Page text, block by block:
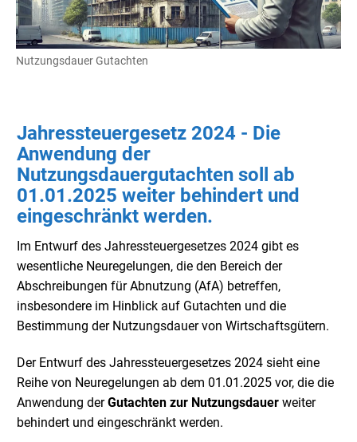
Nutzungsdauer Gutachten
Jahressteuergesetz 2024 - Die
Anwendung der
Nutzungsdauergutachten soll ab
01.01.2025 weiter behindert und
eingeschränkt werden.
Im Entwurf des Jahressteuergesetzes 2024 gibt es
wesentliche Neuregelungen, die den Bereich der
Abschreibungen für Abnutzung (AfA) betreffen,
insbesondere im Hinblick auf Gutachten und die
Bestimmung der Nutzungsdauer von Wirtschaftsgütern.
Der Entwurf des Jahressteuergesetzes 2024 sieht eine
Reihe von Neuregelungen ab dem 01.01.2025 vor, die die
Anwendung derGutachten zur Nutzungsdauer weiter
behindert und eingeschränkt werden.